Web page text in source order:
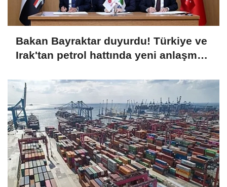
Bakan Bayraktar duyurdu! Türkiye ve
Irak'tan petrol hattında yeni anlaşma